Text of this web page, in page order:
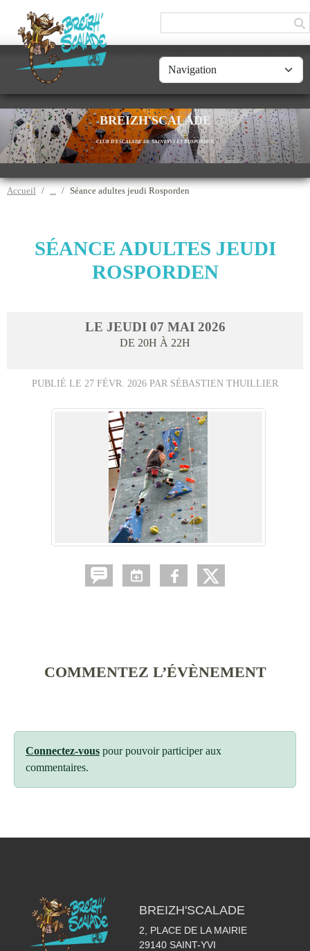
BREIZH'SCALADE
CLUB D'ESCALADE DE SAINT-YVI ET ROSPORDEN
Accueil Séance adultes jeudi Rosporden
SÉANCE ADULTES JEUDI
ROSPORDEN
LE JEUDI 07 MAI 2026
DE 20H À 22H
PUBLIÉ LE 27 FÉVR. 2026 PAR SÉBASTIEN THUILLIER
COMMENTEZ L’ÉVÈNEMENT
Connectez-vous pour pouvoir participer aux
commentaires.
BREIZH'SCALADE
2, PLACE DE LA MAIRIE
29140 SAINT-YVI